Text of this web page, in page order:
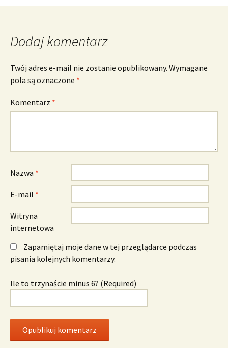
Dodaj komentarz
Twój adres e-mail nie zostanie opublikowany. Wymagane
pola są oznaczone *
Komentarz *
Nazwa *
E-mail *
Witryna
internetowa
Zapamiętaj moje dane w tej przeglądarce podczas
pisania kolejnych komentarzy.
Ile to trzynaście minus 6? (Required)